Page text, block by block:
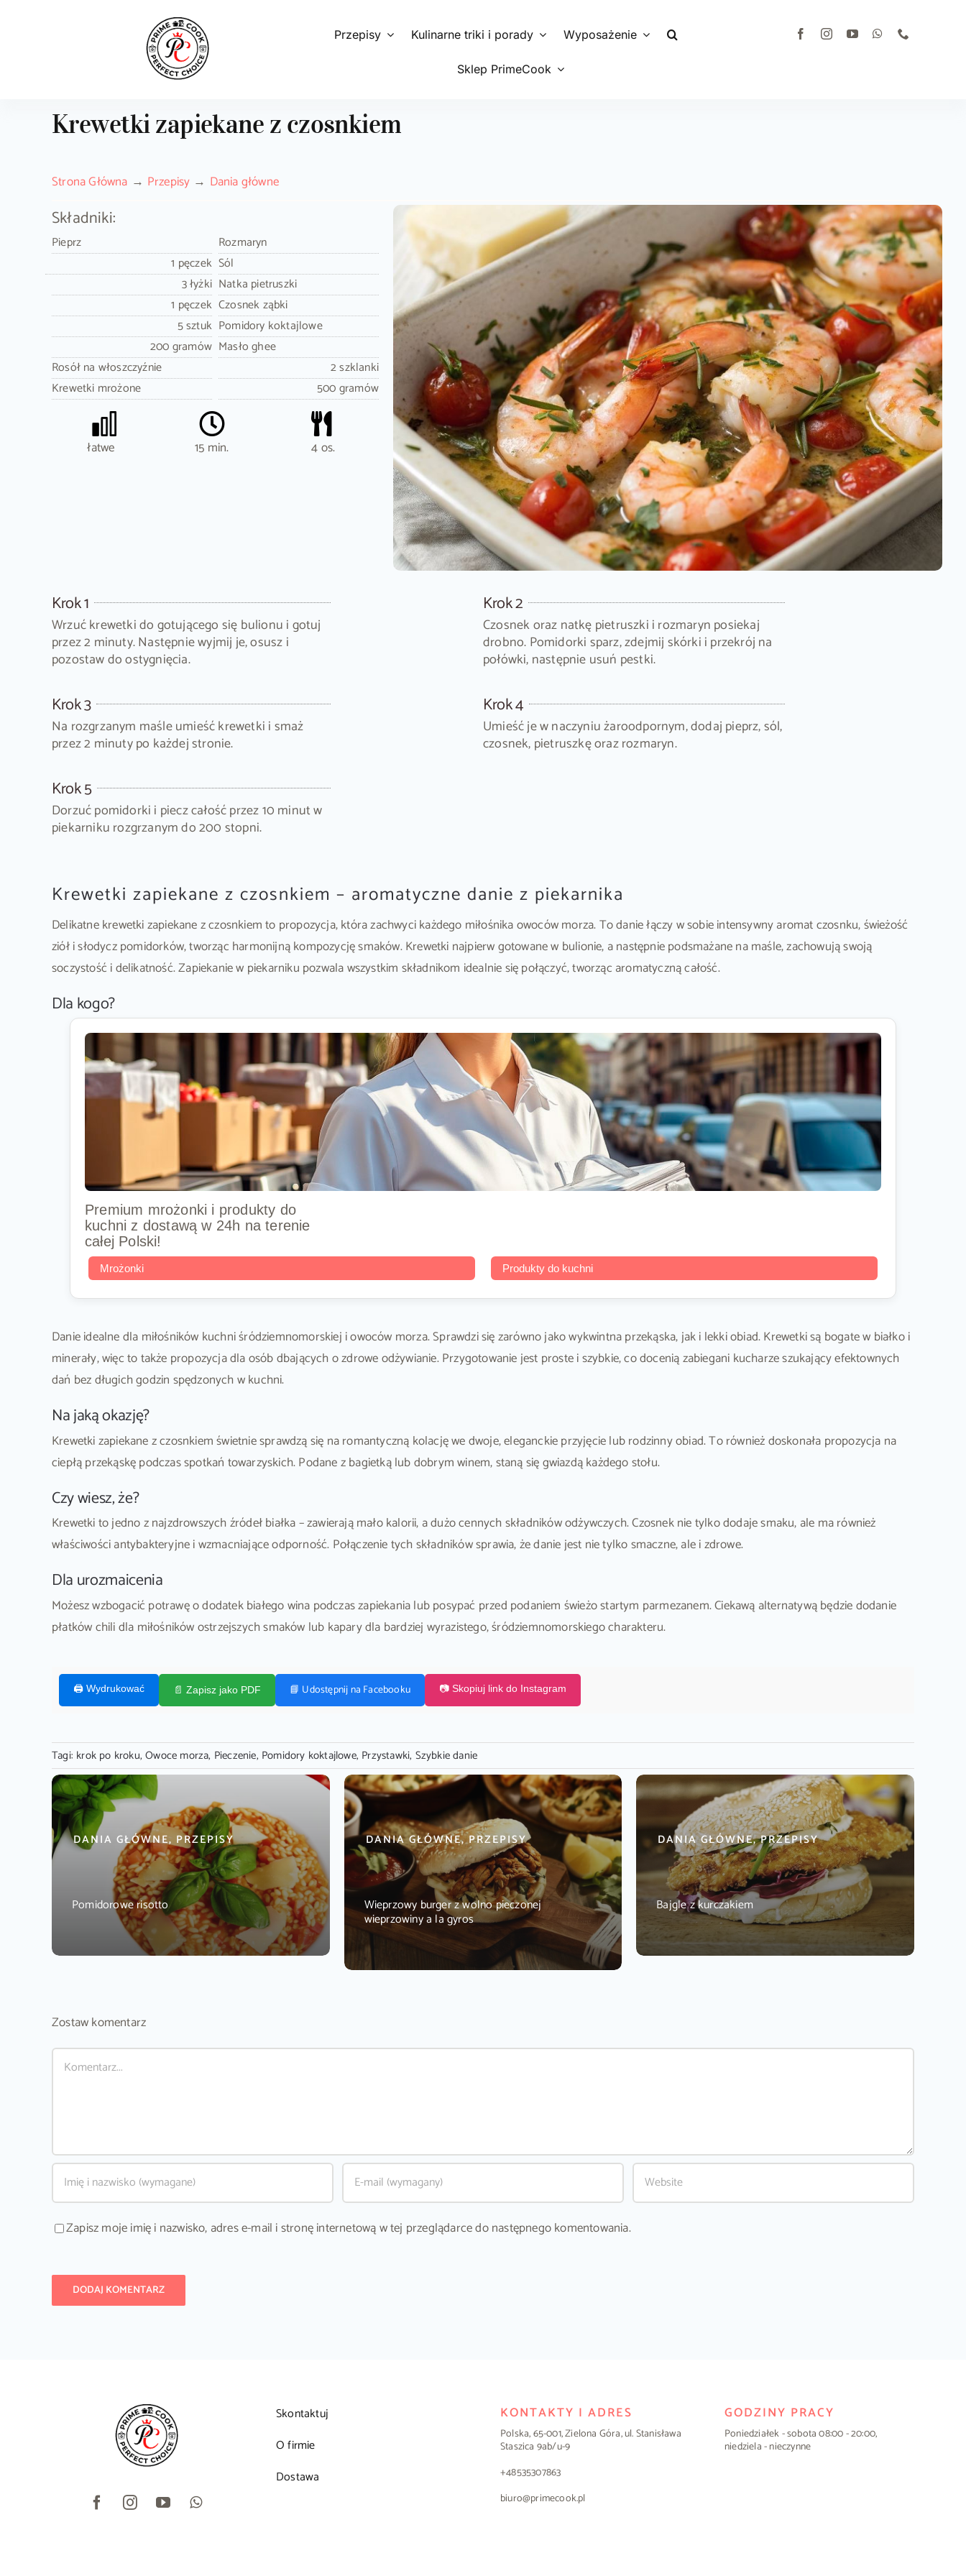
Przepisy Kulinarne triki i porady Wyposażenie
Sklep PrimeCook
Krewetki zapiekane z czosnkiem
Strona Główna Przepisy Dania główne
Składniki:
Pieprz
Rozmaryn
1 pęczek Sól
3 łyżki Natka pietruszki
1 pęczek Czosnek ząbki
5 sztuk Pomidory koktajlowe
200 gramów Masło ghee
Rosół na włoszczyźnie
2 szklanki
Krewetki mrożone
500 gramów
łatwe 15 min. 4 os.
Krok 1
Wrzuć krewetki do gotującego się bulionu i gotuj
przez 2 minuty. Następnie wyjmij je, osusz i
pozostaw do ostygnięcia.
Krok 2
Czosnek oraz natkę pietruszki i rozmaryn posiekaj
drobno. Pomidorki sparz, zdejmij skórki i przekrój na
połówki, następnie usuń pestki.
Krok 3
Na rozgrzanym maśle umieść krewetki i smaż
przez 2 minuty po każdej stronie.
Krok 4
Umieść je w naczyniu żaroodpornym, dodaj pieprz, sól,
czosnek, pietruszkę oraz rozmaryn.
Krok 5
Dorzuć pomidorki i piecz całość przez 10 minut w
piekarniku rozgrzanym do 200 stopni.
Krewetki zapiekane z czosnkiem – aromatyczne danie z piekarnika
Delikatne krewetki zapiekane z czosnkiem to propozycja, która zachwyci każdego miłośnika owoców morza. To danie łączy w sobie intensywny aromat czosnku, świeżość
ziół i słodycz pomidorków, tworząc harmonijną kompozycję smaków. Krewetki najpierw gotowane w bulionie, a następnie podsmażane na maśle, zachowują swoją
soczystość i delikatność. Zapiekanie w piekarniku pozwala wszystkim składnikom idealnie się połączyć, tworząc aromatyczną całość.
Dla kogo?
Premium mrożonki i produkty do
kuchni z dostawą w 24h na terenie
całej Polski!
Mrożonki Produkty do kuchni
Danie idealne dla miłośników kuchni śródziemnomorskiej i owoców morza. Sprawdzi się zarówno jako wykwintna przekąska, jak i lekki obiad. Krewetki są bogate w białko i
minerały, więc to także propozycja dla osób dbających o zdrowe odżywianie. Przygotowanie jest proste i szybkie, co docenią zabiegani kucharze szukający efektownych
dań bez długich godzin spędzonych w kuchni.
Na jaką okazję?
Krewetki zapiekane z czosnkiem świetnie sprawdzą się na romantyczną kolację we dwoje, eleganckie przyjęcie lub rodzinny obiad. To również doskonała propozycja na
ciepłą przekąskę podczas spotkań towarzyskich. Podane z bagietką lub dobrym winem, staną się gwiazdą każdego stołu.
Czy wiesz, że?
Krewetki to jedno z najzdrowszych źródeł białka – zawierają mało kalorii, a dużo cennych składników odżywczych. Czosnek nie tylko dodaje smaku, ale ma również
właściwości antybakteryjne i wzmacniające odporność. Połączenie tych składników sprawia, że danie jest nie tylko smaczne, ale i zdrowe.
Dla urozmaicenia
Możesz wzbogacić potrawę o dodatek białego wina podczas zapiekania lub posypać przed podaniem świeżo startym parmezanem. Ciekawą alternatywą będzie dodanie
płatków chili dla miłośników ostrzejszych smaków lub kapary dla bardziej wyrazistego, śródziemnomorskiego charakteru.
🖨️ Wydrukować 📄 Zapisz jako PDF 📘 Udostępnij na Facebooku 📷 Skopiuj link do Instagram
Tagi: krok po kroku,Owoce morza, Pieczenie, Pomidory koktajlowe, Przystawki, Szybkie danie
DANIA GŁÓWNE, PRZEPISY
Pomidorowe risotto
DANIA GŁÓWNE, PRZEPISY
Wieprzowy burger z wolno pieczonej
wieprzowiny a la gyros
DANIA GŁÓWNE, PRZEPISY
Bajgle z kurczakiem
Zostaw komentarz
Comment
Zapisz moje imię i nazwisko, adres e-mail i stronę internetową w tej przeglądarce do następnego komentowania.
Skontaktuj
O firmie
Dostawa
KONTAKTY I ADRES
Polska, 65-001, Zielona Góra, ul. Stanisława
Staszica 9ab/u-9
+48535307863
biuro@primecook.pl
GODZINY PRACY
Poniedziałek - sobota 08:00 - 20:00,
niedziela - nieczynne